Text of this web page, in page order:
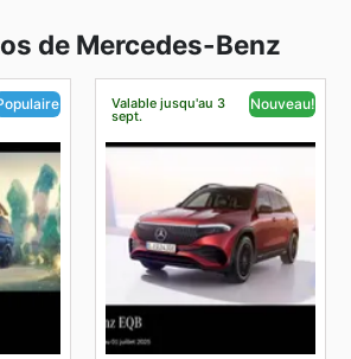
de Mercedes-Benz
Valable jusqu'au 3
sept.
Nouveau!